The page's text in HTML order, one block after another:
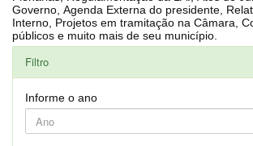
Governo, Agenda Externa do presidente, Relatório do Controle
Interno, Projetos em tramitação na Câmara, Controle dos bens
públicos e muito mais de seu município.
Filtro
Informe o ano